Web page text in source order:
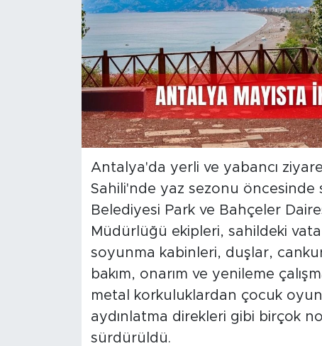
Antalya'da yerli ve yabancı
Sahili'nde yaz sezonu öncesinde
Belediyesi Park ve Bahçeler
Müdürlüğü ekipleri, sahildeki
soyunma kabinleri, duşlar,
bakım, onarım ve yenileme
metal korkuluklardan çocuk
aydınlatma direkleri gibi birçok
sürdürüldü.
Turizm